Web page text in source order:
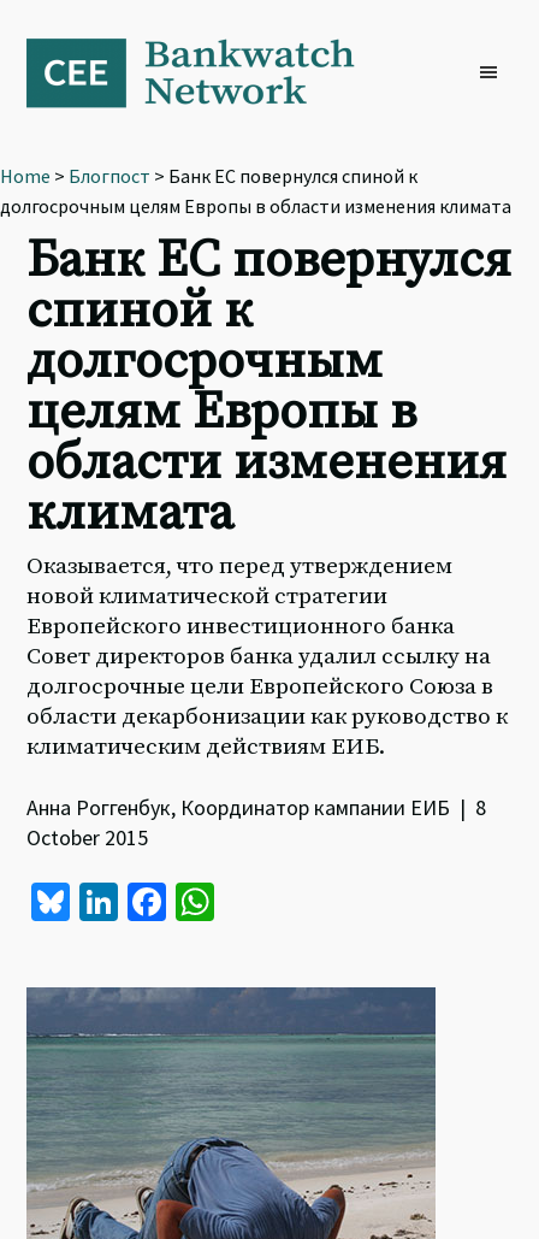
primary
navigation
content
footer
Home > Блогпост > Банк ЕС повернулся спиной к
долгосрочным целям Европы в области изменения климата
Банк ЕС повернулся
спиной к
долгосрочным
целям Европы в
области изменения
климата
Оказывается, что перед утверждением
новой климатической стратегии
Европейского инвестиционного банка
Совет директоров банка удалил ссылку на
долгосрочные цели Европейского Союза в
области декарбонизации как руководство к
климатическим действиям ЕИБ.
Анна Роггенбук, Координатор кампании ЕИБ | 8
October 2015
Bl
es
ky
Li
ke
dI
n
Fa
b
o
o
k
at
sA
p
p